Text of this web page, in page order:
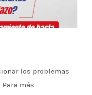
los problemas
más